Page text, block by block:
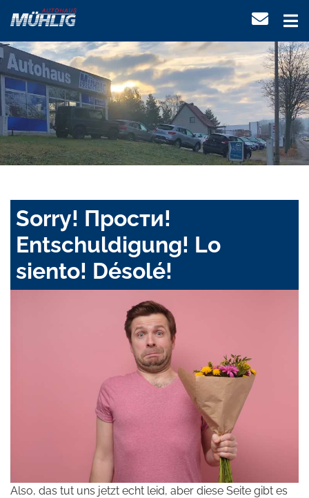
Sorry! Прости!
Entschuldigung! Lo
siento! Désolé!
Also, das tut uns jetzt echt leid, aber diese Seite gibt es